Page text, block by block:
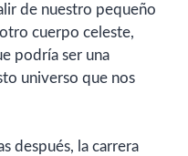
de nuestro pequeño
cuerpo celeste,
podría ser una
universo que nos
después, la carrera